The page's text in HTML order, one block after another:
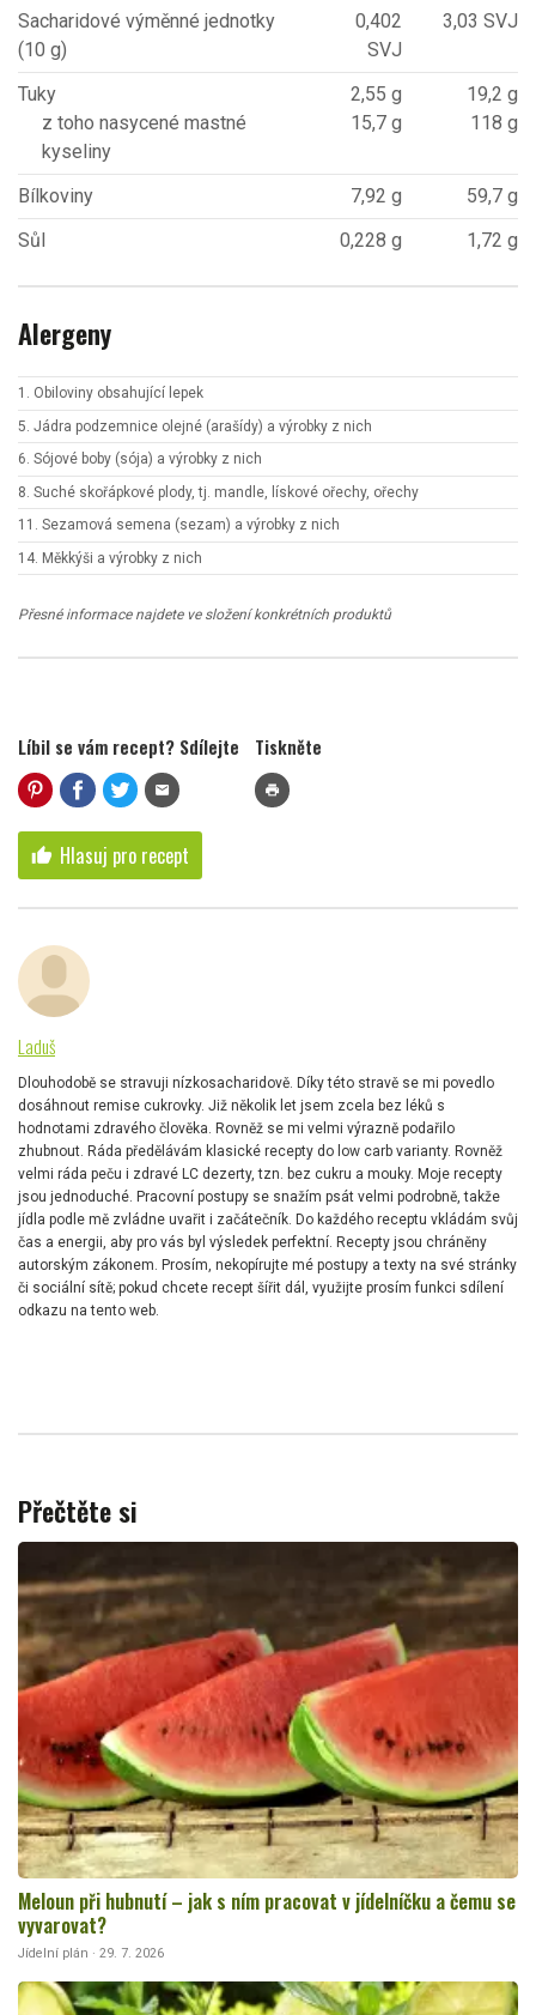
Sacharidové výměnné jednotky
(10 g)
0,402
SVJ
3,03 SVJ
Tuky
z toho nasycené mastné
kyseliny
2,55 g
15,7 g
19,2 g
118 g
Bílkoviny 7,92 g
59,7 g
Sůl
0,228 g 1,72 g
Alergeny
1. Obiloviny obsahující lepek
5. Jádra podzemnice olejné (arašídy) a výrobky z nich
6. Sójové boby (sója) a výrobky z nich
8. Suché skořápkové plody, tj. mandle, lískové ořechy, ořechy
11. Sezamová semena (sezam) a výrobky z nich
14. Měkkýši a výrobky z nich
Přesné informace najdete ve složení konkrétních produktů
Líbil se vám recept? Sdílejte
mail
Tiskněte
print
thumb_up Hlasuj pro recept
Laduš
Dlouhodobě se stravuji nízkosacharidově. Díky této stravě se mi povedlo
dosáhnout remise cukrovky. Již několik let jsem zcela bez léků s
hodnotami zdravého člověka. Rovněž se mi velmi výrazně podařilo
zhubnout. Ráda předělávám klasické recepty do low carb varianty. Rovněž
velmi ráda peču i zdravé LC dezerty, tzn. bez cukru a mouky. Moje recepty
jsou jednoduché. Pracovní postupy se snažím psát velmi podrobně, takže
jídla podle mě zvládne uvařit i začátečník. Do každého receptu vkládám svůj
čas a energii, aby pro vás byl výsledek perfektní. Recepty jsou chráněny
autorským zákonem. Prosím, nekopírujte mé postupy a texty na své stránky
či sociální sítě; pokud chcete recept šířit dál, využijte prosím funkci sdílení
odkazu na tento web.
Přečtěte si
Meloun při hubnutí – jak s ním pracovat v jídelníčku a čemu se
vyvarovat?
Jídelní plán · 29. 7. 2026